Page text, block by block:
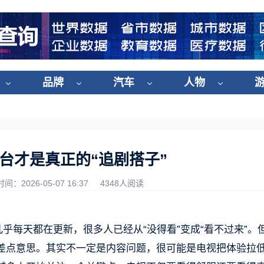
品牌 汽车 人物
才是真正的“追剧搭子”
间：2026-05-07 16:37 4348人阅读
每天都在更新，很多人已经从“没得看”变成“看不过来”。
意思。其实不一定是内容问题，很可能是电视把体验拉